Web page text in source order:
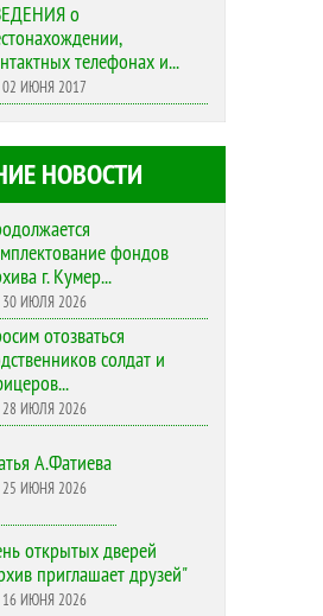
о
телефонах и...
02 ИЮНЯ 2017
НОВОСТИ
фондов
г. Кумер...
30 ИЮЛЯ 2026
отозваться
солдат и
28 ИЮЛЯ 2026
А.Фатиева
25 ИЮНЯ 2026
открытых дверей
приглашает друзей"
16 ИЮНЯ 2026